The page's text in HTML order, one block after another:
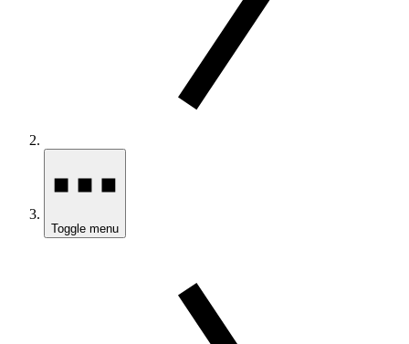
Toggle menu